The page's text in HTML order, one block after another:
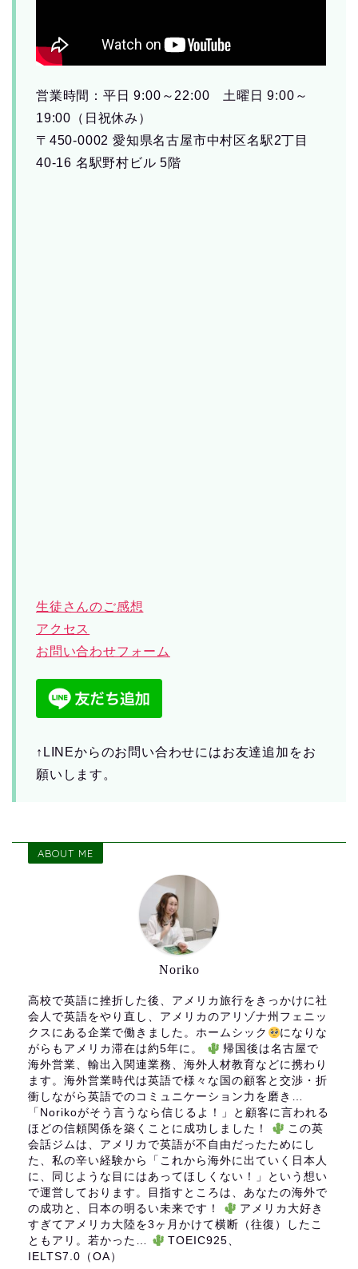
営業時間：平日 9:00～22:00 土曜日 9:00～
19:00（日祝休み）
〒450-0002 愛知県名古屋市中村区名駅2丁目
40-16 名駅野村ビル 5階
生徒さんのご感想
アクセス
お問い合わせフォーム
↑LINEからのお問い合わせにはお友達追加をお
願いします。
ABOUT ME
Noriko
高校で英語に挫折した後、アメリカ旅行をきっかけに社
会人で英語をやり直し、アメリカのアリゾナ州フェニッ
クスにある企業で働きました。ホームシック
になりな
がらもアメリカ滞在は約5年に。
帰国後は名古屋で
海外営業、輸出入関連業務、海外人材教育などに携わり
ます。海外営業時代は英語で様々な国の顧客と交渉・折
衝しながら英語でのコミュニケーション力を磨き…
「Norikoがそう言うなら信じるよ！」と顧客に言われる
ほどの信頼関係を築くことに成功しました！
この英
会話ジムは、アメリカで英語が不自由だったためにし
た、私の辛い経験から「これから海外に出ていく日本人
に、同じような目にはあってほしくない！」という想い
で運営しております。目指すところは、あなたの海外で
の成功と、日本の明るい未来です！
アメリカ大好き
すぎてアメリカ大陸を3ヶ月かけて横断（往復）したこ
ともアリ。若かった…
TOEIC925、
IELTS7.0（OA）